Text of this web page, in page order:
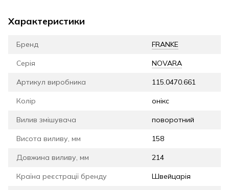
Характеристики
Бренд FRANKE
Серія NOVARA
Артикул виробника 115.0470.661
Колір онікс
Вилив змішувача поворотний
Висота виливу, мм 158
Довжина виливу, мм 214
Країна реєстрації бренду Швейцарія